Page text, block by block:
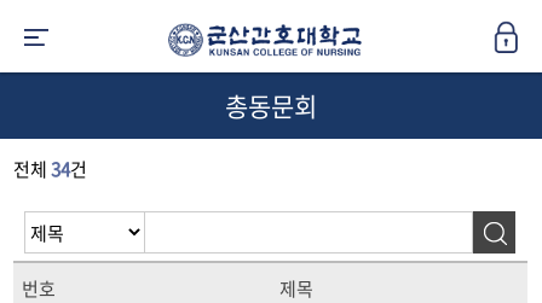
총동문회
전체34건
번호 제목